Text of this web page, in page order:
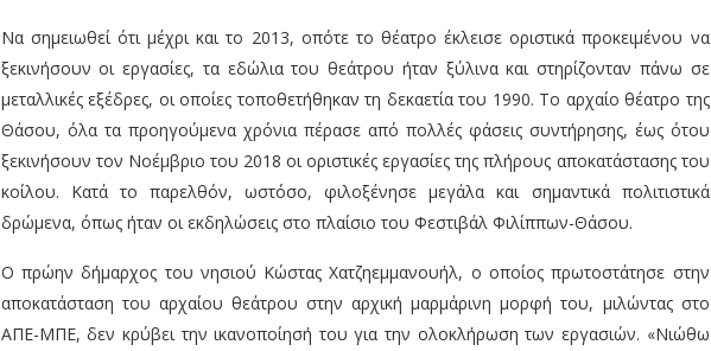
Να σημειωθεί ότι μέχρι και το 2013, οπότε το θέατρο έκλεισε οριστικά προκειμένου να
ξεκινήσουν οι εργασίες, τα εδώλια του θεάτρου ήταν ξύλινα και στηρίζονταν πάνω σε
μεταλλικές εξέδρες, οι οποίες τοποθετήθηκαν τη δεκαετία του 1990. Το αρχαίο θέατρο της
Θάσου, όλα τα προηγούμενα χρόνια πέρασε από πολλές φάσεις συντήρησης, έως ότου
ξεκινήσουν τον Νοέμβριο του 2018 οι οριστικές εργασίες της πλήρους αποκατάστασης του
κοίλου. Κατά το παρελθόν, ωστόσο, φιλοξένησε μεγάλα και σημαντικά πολιτιστικά
δρώμενα, όπως ήταν οι εκδηλώσεις στο πλαίσιο του Φεστιβάλ Φιλίππων-Θάσου.
Ο πρώην δήμαρχος του νησιού Κώστας Χατζηεμμανουήλ, ο οποίος πρωτοστάτησε στην
αποκατάσταση του αρχαίου θεάτρου στην αρχική μαρμάρινη μορφή του, μιλώντας στο
ΑΠΕ-ΜΠΕ, δεν κρύβει την ικανοποίησή του για την ολοκλήρωση των εργασιών. «Νιώθω